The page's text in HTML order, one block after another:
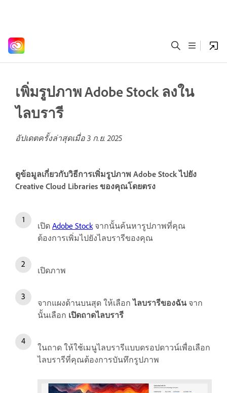
เพิ่มรูปภาพ Adobe Stock ลงใน
ไลบรารี
อัปเดตครั้งล่าสุดเมื่อ 3 ก.ย. 2025
ดูข้อมูลเกี่ยวกับวิธีการเพิ่มรูปภาพ Adobe Stock ไปยัง
Creative Cloud Libraries ของคุณโดยตรง
เปิด Adobe Stock จากนั้นค้นหารูปภาพที่คุณ
ต้องการเพิ่มไปยังไลบรารีของคุณ
เปิดภาพ
จากแผงด้านบนสุด ให้เลือกไลบรารีของฉันจาก
นั้นเลือก เปิดถาดไลบรารี
ในถาด ให้ใช้เมนูไลบรารีแบบดรอปดาวน์เพื่อเลือก
ไลบรารีที่คุณต้องการบันทึกรูปภาพ